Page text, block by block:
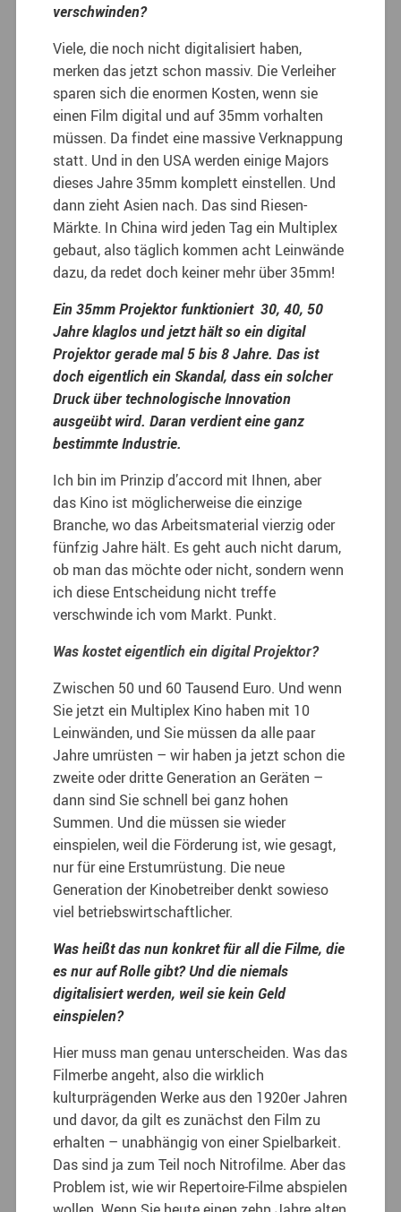
verschwinden?
Viele, die noch nicht digitalisiert haben,
merken das jetzt schon massiv. Die Verleiher
sparen sich die enormen Kosten, wenn sie
einen Film digital und auf 35mm vorhalten
müssen. Da findet eine massive Verknappung
statt. Und in den USA werden einige Majors
dieses Jahre 35mm komplett einstellen. Und
dann zieht Asien nach. Das sind Riesen-
Märkte. In China wird jeden Tag ein Multiplex
gebaut, also täglich kommen acht Leinwände
dazu, da redet doch keiner mehr über 35mm!
Ein 35mm Projektor funktioniert 30, 40, 50
Jahre klaglos und jetzt hält so ein digital
Projektor gerade mal 5 bis 8 Jahre. Das ist
doch eigentlich ein Skandal, dass ein solcher
Druck über technologische Innovation
ausgeübt wird. Daran verdient eine ganz
bestimmte Industrie.
Ich bin im Prinzip d’accord mit Ihnen, aber
das Kino ist möglicherweise die einzige
Branche, wo das Arbeitsmaterial vierzig oder
fünfzig Jahre hält. Es geht auch nicht darum,
ob man das möchte oder nicht, sondern wenn
ich diese Entscheidung nicht treffe
verschwinde ich vom Markt. Punkt.
Was kostet eigentlich ein digital Projektor?
Zwischen 50 und 60 Tausend Euro. Und wenn
Sie jetzt ein Multiplex Kino haben mit 10
Leinwänden, und Sie müssen da alle paar
Jahre umrüsten – wir haben ja jetzt schon die
zweite oder dritte Generation an Geräten –
dann sind Sie schnell bei ganz hohen
Summen. Und die müssen sie wieder
einspielen, weil die Förderung ist, wie gesagt,
nur für eine Erstumrüstung. Die neue
Generation der Kinobetreiber denkt sowieso
viel betriebswirtschaftlicher.
Was heißt das nun konkret für all die Filme, die
es nur auf Rolle gibt? Und die niemals
digitalisiert werden, weil sie kein Geld
einspielen?
Hier muss man genau unterscheiden. Was das
Filmerbe angeht, also die wirklich
kulturprägenden Werke aus den 1920er Jahren
und davor, da gilt es zunächst den Film zu
erhalten – unabhängig von einer Spielbarkeit.
Das sind ja zum Teil noch Nitrofilme. Aber das
Problem ist, wie wir Repertoire-Filme abspielen